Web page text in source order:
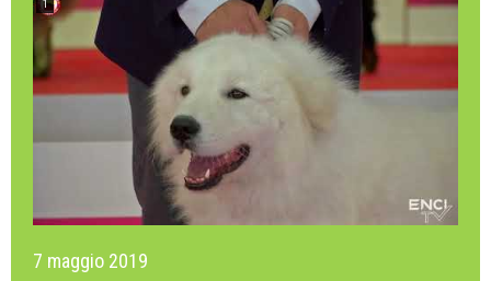
7 maggio 2019
1